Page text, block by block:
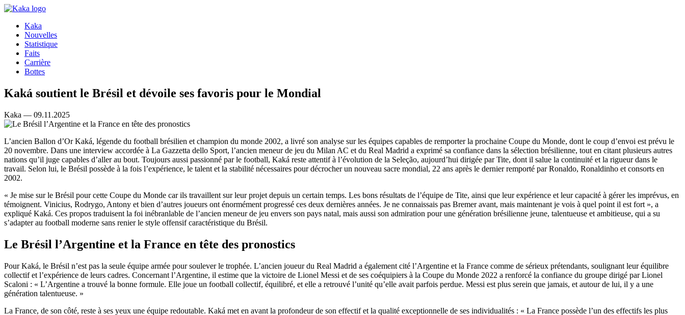
Kaka
Nouvelles
Statistique
Faits
Carrière
Bottes
Kaká soutient le Brésil et dévoile ses favoris pour le Mondial
Kaka — 09.11.2025
L’ancien Ballon d’Or Kaká, légende du football brésilien et champion du monde 2002, a livré son analyse sur les équipes capables de remporter la prochaine Coupe du Monde, dont le coup d’envoi est prévu le
20 novembre. Dans une interview accordée à La Gazzetta dello Sport, l’ancien meneur de jeu du Milan AC et du Real Madrid a exprimé sa confiance dans la sélection brésilienne, tout en citant plusieurs autres
nations qu’il juge capables d’aller au bout. Toujours aussi passionné par le football, Kaká reste attentif à l’évolution de la Seleção, aujourd’hui dirigée par Tite, dont il salue la continuité et la rigueur dans le
travail. Selon lui, le Brésil possède à la fois l’expérience, le talent et la stabilité nécessaires pour décrocher un nouveau sacre mondial, 22 ans après le dernier remporté par Ronaldo, Ronaldinho et consorts en
2002.
« Je mise sur le Brésil pour cette Coupe du Monde car ils travaillent sur leur projet depuis un certain temps. Les bons résultats de l’équipe de Tite, ainsi que leur expérience et leur capacité à gérer les imprévus, en
témoignent. Vinicius, Rodrygo, Antony et bien d’autres joueurs ont énormément progressé ces deux dernières années. Je ne connaissais pas Bremer avant, mais maintenant je vois à quel point il est fort », a
expliqué Kaká. Ces propos traduisent la foi inébranlable de l’ancien meneur de jeu envers son pays natal, mais aussi son admiration pour une génération brésilienne jeune, talentueuse et ambitieuse, qui a su
s’adapter au football moderne sans renier le style offensif caractéristique du Brésil.
Le Brésil l’Argentine et la France en tête des pronostics
Pour Kaká, le Brésil n’est pas la seule équipe armée pour soulever le trophée. L’ancien joueur du Real Madrid a également cité l’Argentine et la France comme de sérieux prétendants, soulignant leur équilibre
collectif et l’expérience de leurs cadres. Concernant l’Argentine, il estime que la victoire de Lionel Messi et de ses coéquipiers à la Coupe du Monde 2022 a renforcé la confiance du groupe dirigé par Lionel
Scaloni : « L’Argentine a trouvé la bonne formule. Elle joue un football collectif, équilibré, et elle a retrouvé l’unité qu’elle avait parfois perdue. Messi est plus serein que jamais, et autour de lui, il y a une
génération talentueuse. »
La France, de son côté, reste à ses yeux une équipe redoutable. Kaká met en avant la profondeur de son effectif et la qualité exceptionnelle de ses individualités : « La France possède l’un des effectifs les plus